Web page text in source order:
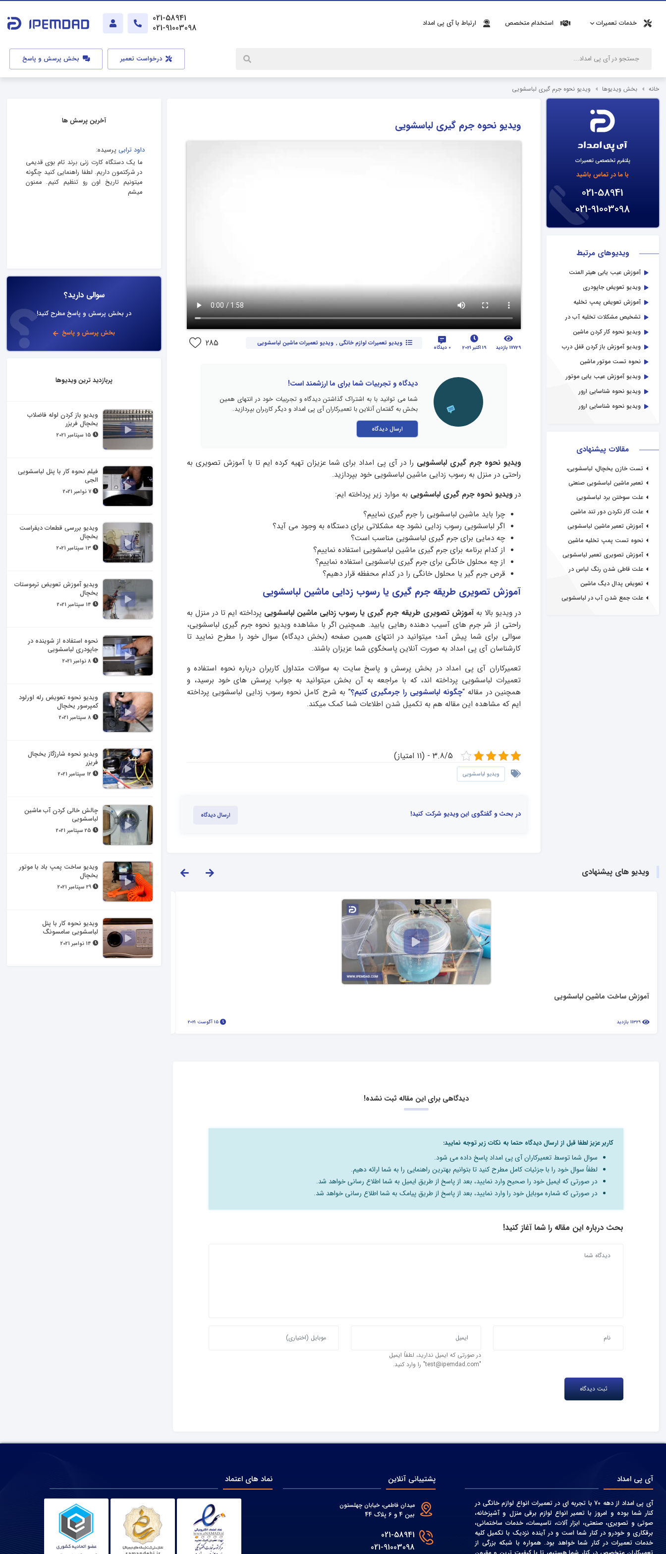
خدمات تعمیرات استخدام متخصص ارتباط با آی پی امداد
021-58941
021-91003098
درخواست تعمیر بخش پرسش و پاسخ
خانه بخش ویدیوها ویدیو نحوه جرم گیری لباسشویی
پلتفرم تخصصی تعمیرات
با ما در تماس باشید
021-58941
021-91003098
ویدیوهای مرتبط
آموزش عیب یابی هیتر المنت
ویدیو تعویض جاپودری
آموزش تعویض پمپ تخلیه
تشخیص مشکلات تخلیه آب در
ویدیو نحوه کار کردن ماشین
ویدیو آموزش باز کردن قفل درب
نحوه تست موتور ماشین
ویدیو آموزش عیب یابی موتور
ویدیو نحوه شناسایی ارور
ویدیو نحوه شناسایی ارور
مقالات پیشنهادی
تست خازن یخچال، لباسشویی،
تعمیر ماشین لباسشویی صنعتی
علت سوختن برد لباسشویی
علت کار نکردن دور تند ماشین
آموزش تعمیر ماشین لباسشویی
نحوه تست پمپ تخلیه ماشین
آموزش تصویری تعمیر لباسشویی
علت قاطی شدن رنگ لباس در
تعویض پدال دیگ ماشین
علت جمع شدن آب در لباسشویی
ویدیو نحوه جرم گیری لباسشویی
17729 بازدید 19 اکتبر 2021 0 دیدگاه
ویدیو تعمیرات لوازم خانگی , ویدیو تعمیرات ماشین لباسشویی 285
دیدگاه و تجربیات شما برای ما ارزشمند است!
شما می توانید با به اشتراک گذاشتن دیدگاه و تجربیات خود در انتهای همین
بخش به گفتمان آنلاین با تعمیرکاران آی پی امداد و دیگر کاربران بپردازید.
ارسال دیدگاه
ویدیو نحوه جرم گیری لباسشویی را در آی پی امداد برای شما عزیزان تهیه کرده ایم تا با آموزش تصویری به
راحتی در منزل به رسوب زدایی ماشین لباسشویی خود بپردازید.
درویدیو نحوه جرم گیری لباسشویی به موارد زیر پرداخته ایم:
چرا باید ماشین لباسشویی را جرم گیری نماییم؟
اگر لباسشویی رسوب زدایی نشود چه مشکلاتی برای دستگاه به وجود می آید؟
چه دمایی برای جرم گیری لباسشویی مناسب است؟
از کدام برنامه برای جرم گیری ماشین لباسشویی استفاده نماییم؟
از چه محلول خانگی برای جرم گیری لباسشویی استفاده نماییم؟
قرص جرم گیر یا محلول خانگی را در کدام محفظه قرار دهیم؟
آموزش تصویری طریقه جرم گیری یا رسوب زدایی ماشین لباسشویی
در ویدیو بالا بهآموزش تصویری طریقه جرم گیری یا رسوب زدایی ماشین لباسشویی پرداخته ایم تا در منزل به
راحتی از شر جرم های آسیب دهنده رهایی یابید. همچنین اگر با مشاهده ویدیو نحوه جرم گیری لباسشویی،
سوالی برای شما پیش آمد؛ میتوانید در انتهای همین صفحه (بخش دیدگاه) سوال خود را مطرح نمایید تا
کارشناسان آی پی امداد به صورت آنلاین پاسخگوی شما عزیزان باشند.
تعمیرکاران آی پی امداد در بخش پرسش و پاسخ سایت به سوالات متداول کاربران درباره نحوه استفاده و
تعمیرات لباسشویی پرداخته اند، که با مراجعه به آن بخش میتوانید به جواب پرسش های خود برسید، و
همچنین در مقاله “چگونه لباسشویی را جرمگیری کنیم؟” به شرح کامل نحوه رسوب زدایی لباسشویی پرداخته
ایم که مشاهده این مقاله هم به تکمیل شدن اطلاعات شما کمک میکند.
3.8/5 - (11 امتیاز)
ویدیو لباسشویی
در بحث و گفتگوی این ویدیو شرکت کنید! ارسال دیدگاه
ویدیو های پیشنهادی
آموزش ساخت ماشین لباسشویی
دیدگاهی برای این مقاله ثبت نشده!
کاربر عزیز لطفا قبل از ارسال دیدگاه حتما به نکات زیر توجه نمایید:
سوال شما توسط تعمیرکاران آی پی امداد پاسخ داده می شود.
لطفاً سوال خود را با جزئیات کامل مطرح کنید تا بتوانیم بهترین راهنمایی را به شما ارائه دهیم.
در صورتی که ایمیل خود را صحیح وارد نمایید، بعد از پاسخ از طریق ایمیل به شما اطلاع رسانی خواهد شد.
در صورتی که شماره موبایل خود را وارد نمایید، بعد از پاسخ از طریق پیامک به شما اطلاع رسانی خواهد شد.
بحث درباره این مقاله را شما آغاز کنید!
در صورتی که ایمیل ندارید، لطفاً ایمیل
"test@ipemdad.com" را وارد کنید.
آخرین پرسش ها
داود ترابی پرسیده:
ما یک دستگاه کارت زنی برند تام بوی قدیمی
در شرکتمون داریم. لطفا راهنمایی کنید چگونه
میتونیم تاریخ اون رو تنظیم کنیم. ممنون
میشم
سوالی دارید؟
در بخش پرسش و پاسخ مطرح کنید!
بخش پرسش و پاسخ
پربازدید ترین ویدیوها
ویدیو باز کردن لوله فاضلاب
یخچال فریزر
فیلم نحوه کار با پنل لباسشویی
الجی
ویدیو بررسی قطعات دیفراست
یخچال
ویدیو آموزش تعویض ترموستات
یخچال
نحوه استفاده از شوینده در
جاپودری لباسشویی
ویدیو نحوه تعویض رله اورلود
کمپرسور یخچال
ویدیو نحوه شارژگاز یخچال
فریزر
چالش خالی کردن آب ماشین
لباسشویی
ویدیو ساخت پمپ باد با موتور
یخچال
ویدیو نحوه کار با پنل
لباسشویی سامسونگ
آی پی امداد
آی پی امداد از دهه 70 با تجربه ای در تعمیرات انواع لوازم خانگی در
کنار شما بوده و امروز با تعمیر انواع لوازم برقی منزل و آشپزخانه،
صوتی و‌ تصویری، صنعتی، ابزار آلات، تاسیسات، خدمات ساختمانی،
برقکاری و خودرو در کنار شما است و در آینده نزدیک با تکمیل کلیه
خدمات تعمیرات در کنار شما خواهد بود. همواره با شبکه بزرگی از
پشتیبانی آنلاین
میدان فاطمی، خیابان چهلستون
بین 4 و 6 پلاک 44
021-58941
021-91003098
نماد های اعتماد